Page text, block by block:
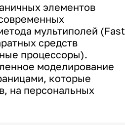
элементов
мультиполей (Fast
средств
процессоры).
моделирование
которые
на персональных